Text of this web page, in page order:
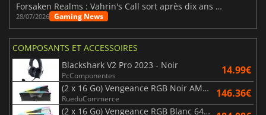
Forsaken Realms : Vahrin's Call sort après dix ans de développement
28/07/2026 Gaming News
COMPOSANTS ET ACCESSOIRES
Blackshark V2 Pro 2023 - Noir
PcComponentes 14.99€
(2 x 16 Go) Vengeance RGB Noir AMD Expo 6000 MHz - CAS 30
RueduCommerce 146.36€
(2 x 16 Go) Vengeance RGB Blanc 6400 MHz - CAS 32